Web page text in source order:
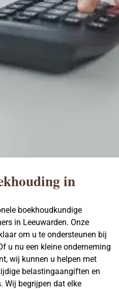
in
boekhoudkundige
in Leeuwarden. Onze
om u te ondersteunen bij
u nu een kleine onderneming
wij kunnen u helpen met
belastingaangiften en
Wij begrijpen dat elke